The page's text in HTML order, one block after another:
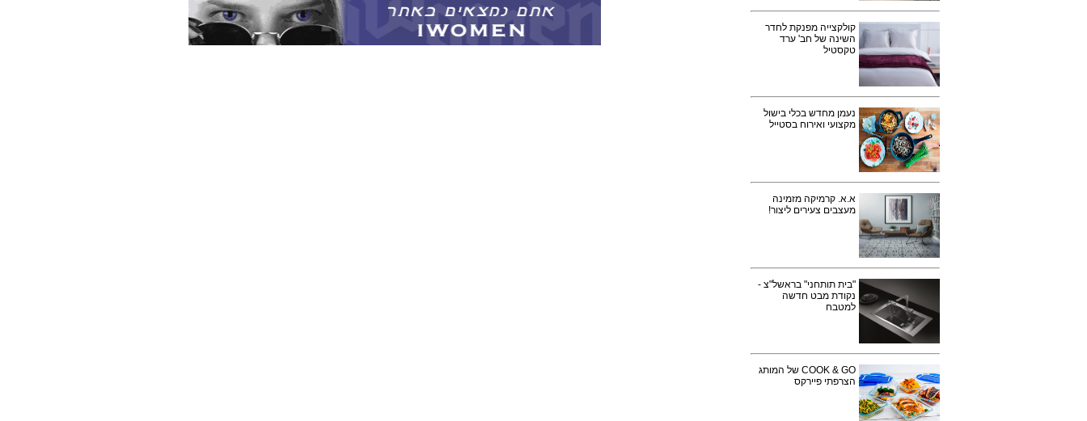
קולקצייה מפנקת לחדר
השינה של חב' ערד
טקסטיל
נעמן מחדש בכלי בישול
מקצועי ואירוח בסטייל
א.א. קרמיקה מזמינה
מעצבים צעירים ליצור!
"בית תותחני" בראשל"צ -
נקודת מבט חדשה
למטבח
COOK & GO של המותג
הצרפתי פיירקס